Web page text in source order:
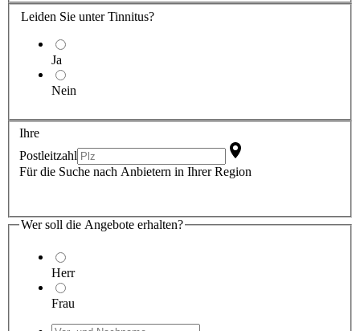
Leiden Sie unter Tinnitus?
Ja
Nein
Ihre
Postleitzahl
Für die Suche nach Anbietern in Ihrer Region
Wer soll die Angebote erhalten?
Herr
Frau